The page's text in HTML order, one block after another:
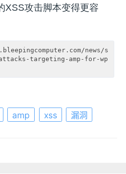
XSS攻击脚本变得更容
news/s
targeting-amp-for-wp
amp xss 漏洞